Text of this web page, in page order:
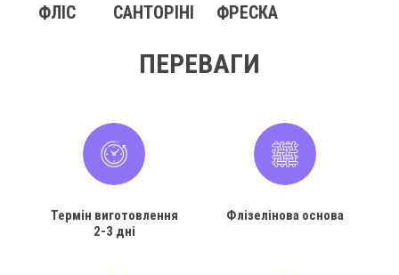
ФЛІС САНТОРІНІ ФРЕСКА
ПЕРЕВАГИ
Термін виготовлення
2-3 дні
Флізелінова основа